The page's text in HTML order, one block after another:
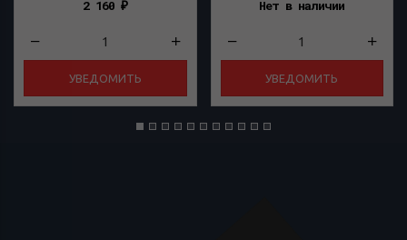
2 160₽
УВЕДОМИТЬ
Нет в наличии
УВЕДОМИТЬ